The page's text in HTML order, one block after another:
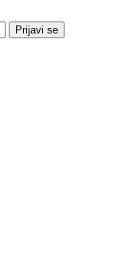
Prijavi se